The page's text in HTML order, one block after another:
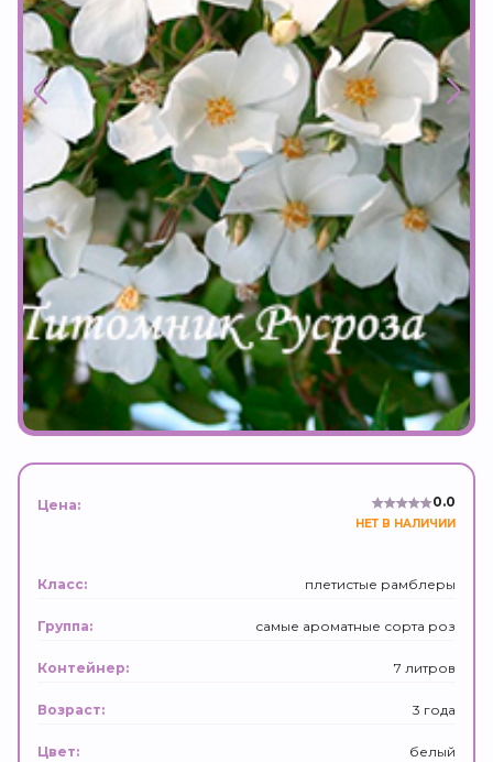
Цена: 0.0
НЕТ В НАЛИЧИИ
Класс: плетистые рамблеры
Группа: самые ароматные сорта роз
Контейнер: 7 литров
Возраст: 3 года
Цвет:
белый